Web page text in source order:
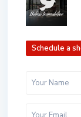
Schedule a